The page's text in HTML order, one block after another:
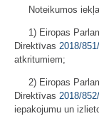
Noteikumos
1) Eiropas
Direktīvas 2018/
atkritumiem;
2) Eiropas
Direktīvas 2018/
iepakojumu un